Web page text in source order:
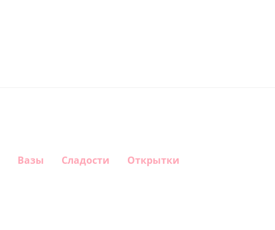
Вазы Сладости Открытки